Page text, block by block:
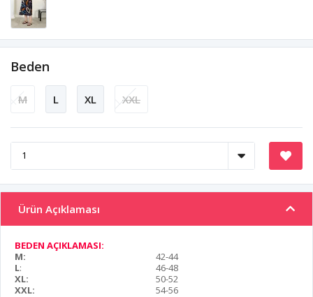
Beden
M L XL XXL
Ürün Açıklaması
BEDEN AÇIKLAMASI:
M:
42-44
L:
46-48
XL:
50-52
XXL:
54-56